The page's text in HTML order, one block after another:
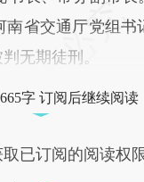
省交通厅党组书
无期徒刑。
字 订阅后继续阅读
已订阅的阅读权